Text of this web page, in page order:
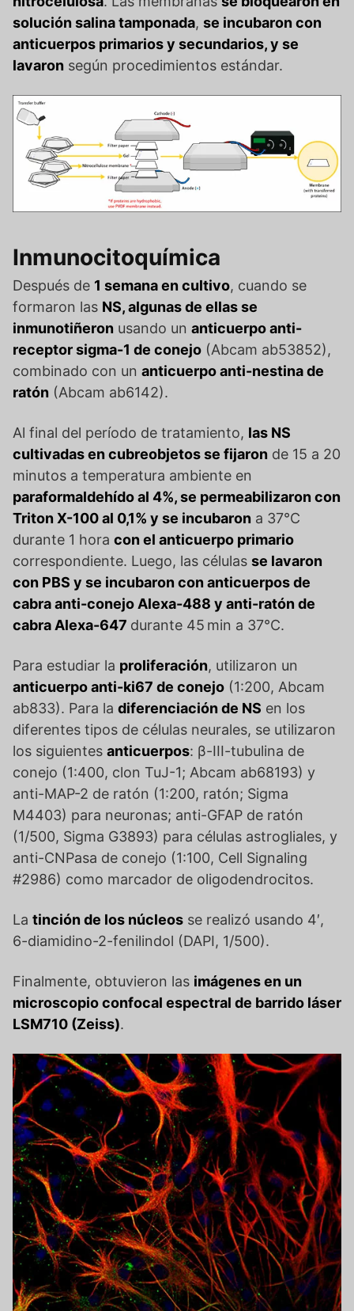
solución salina tamponada, se incubaron con
anticuerpos primarios y secundarios, y se
lavaron según procedimientos estándar.
Inmunocitoquímica
Después de 1 semana en cultivo, cuando se
formaron las NS, algunas de ellas se
inmunotiñeron usando un anticuerpo anti-
receptor sigma-1 de conejo (Abcam ab53852),
combinado con un anticuerpo anti-nestina de
ratón (Abcam ab6142).
Al final del período de tratamiento, las NS
cultivadas en cubreobjetos se fijaron de 15 a 20
minutos a temperatura ambiente en
paraformaldehído al 4%, se permeabilizaron con
Triton X-100 al 0,1% y se incubaron a 37°C
durante 1 hora con el anticuerpo primario
correspondiente. Luego, las células se lavaron
con PBS y se incubaron con anticuerpos de
cabra anti-conejo Alexa-488 y anti-ratón de
cabra Alexa-647 durante 45 min a 37°C.
Para estudiar la proliferación, utilizaron un
anticuerpo anti-ki67 de conejo (1:200, Abcam
ab833). Para la diferenciación de NS en los
diferentes tipos de células neurales, se utilizaron
los siguientes anticuerpos: β-III-tubulina de
conejo (1:400, clon TuJ-1; Abcam ab68193) y
anti-MAP-2 de ratón (1:200, ratón; Sigma
M4403) para neuronas; anti-GFAP de ratón
(1/500, Sigma G3893) para células astrogliales, y
anti-CNPasa de conejo (1:100, Cell Signaling
#2986) como marcador de oligodendrocitos.
La tinción de los núcleos se realizó usando 4′,
6-diamidino-2-fenilindol (DAPI, 1/500).
Finalmente, obtuvieron las imágenes en un
microscopio confocal espectral de barrido láser
LSM710 (Zeiss).